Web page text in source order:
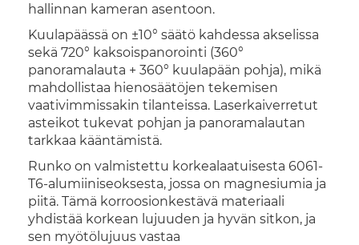
hallinnan kameran asentoon.
Kuulapäässä on ±10° säätö kahdessa akselissa
sekä 720° kaksoispanorointi (360°
panoramalauta + 360° kuulapään pohja), mikä
mahdollistaa hienosäätöjen tekemisen
vaativimmissakin tilanteissa. Laserkaiverretut
asteikot tukevat pohjan ja panoramalautan
tarkkaa kääntämistä.
Runko on valmistettu korkealaatuisesta 6061-
T6-alumiiniseoksesta, jossa on magnesiumia ja
piitä. Tämä korroosionkestävä materiaali
yhdistää korkean lujuuden ja hyvän sitkon, ja
sen myötölujuus vastaa